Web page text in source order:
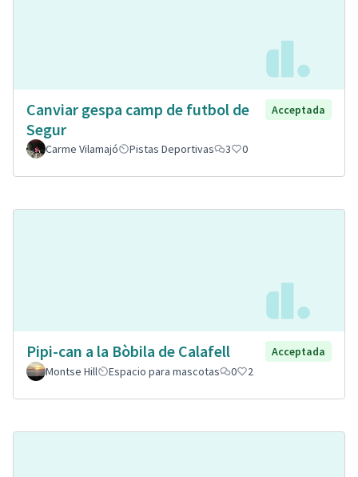
Canviar gespa camp de futbol de
Segur
Acceptada
Carme Vilamajó Pistas Deportivas 3 0
Pipi-can a la Bòbila de Calafell
Acceptada
Montse Hill
Espacio para mascotas 0 2